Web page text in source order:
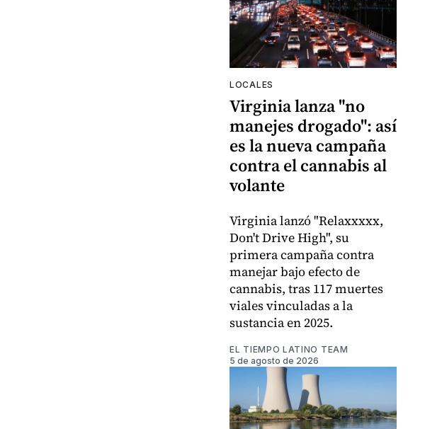
LOCALES
Virginia lanza "no
manejes drogado": así
es la nueva campaña
contra el cannabis al
volante
Virginia lanzó "Relaxxxxx,
Don't Drive High", su
primera campaña contra
manejar bajo efecto de
cannabis, tras 117 muertes
viales vinculadas a la
sustancia en 2025.
EL TIEMPO LATINO TEAM
5 de agosto de 2026